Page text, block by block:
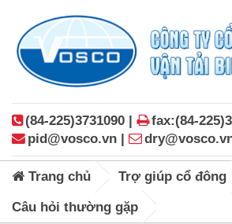
(84-225)3731090 |
fax:(84-
pid@vosco.vn |
Trang chủ Trợ giúp cổ đông
Câu hỏi thường gặp